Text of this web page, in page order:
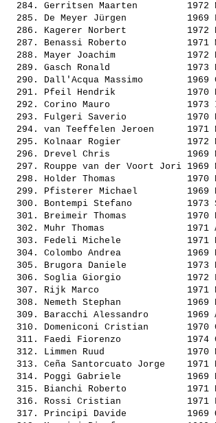
  284.
Gerritsen Maarten
  285.
De Meyer Jürgen
  286.
Kagerer Norbert
  287.
Benassi Roberto
  288.
Mayer Joachim
  289.
Gasch Ronald
  290.
Dall'Acqua Massimo
  291.
Pfeil Hendrik
  292.
Corino Mauro
  293.
Fulgeri Saverio
  294.
van Teeffelen Jeroen
  295.
Kolnaar Rogier
  296.
Drevel Chris
  297.
Rouppe van der Voort Jori
  298.
Holder Thomas
  299.
Pfisterer Michael
  300.
Bontempi Stefano
  301.
Breimeir Thomas
  302.
Muhr Thomas
  303.
Fedeli Michele
  304.
Colombo Andrea
1969
  305.
Brugora Daniele
  306.
Soglia Giorgio
  307.
Rijk Marco
  308.
Nemeth Stephan
  309.
Baracchi Alessandro
  310.
Domeniconi Cristian
  311.
Faedi Fiorenzo
  312.
Limmen Ruud
  313.
Ceña Santorcuato Jorge
  314.
Poggi Gabriele
  315.
Bianchi Roberto
  316.
Rossi Cristian
  317.
Principi Davide